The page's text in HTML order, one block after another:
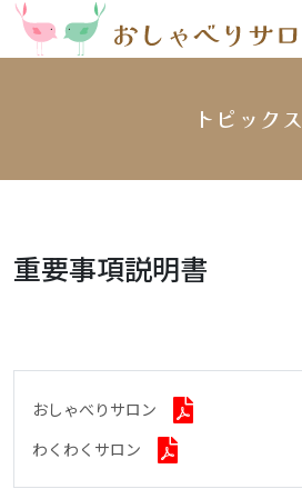
トピックス
重要事項説明書
おしゃべりサロン
わくわくサロン